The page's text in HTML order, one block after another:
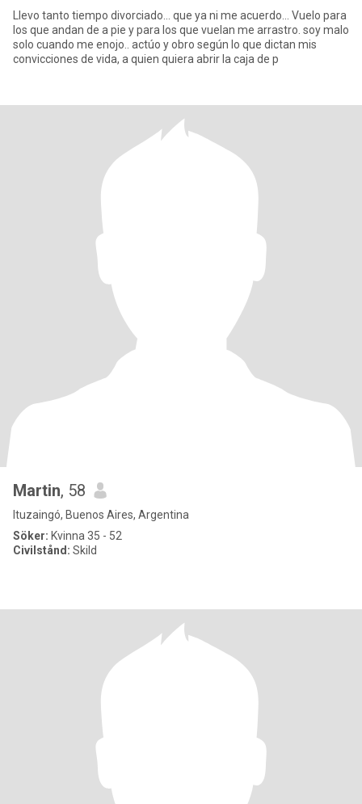
Llevo tanto tiempo divorciado... que ya ni me acuerdo... Vuelo para
los que andan de a pie y para los que vuelan me arrastro. soy malo
solo cuando me enojo.. actúo y obro según lo que dictan mis
convicciones de vida, a quien quiera abrir la caja de p
Martin, 58
Ituzaingó, Buenos Aires, Argentina
Söker: Kvinna 35 - 52
Civilstånd: Skild